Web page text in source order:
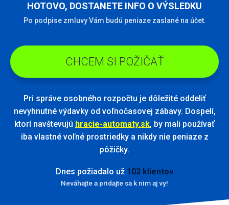
HOTOVO, DOSTANETE INFO O VÝSLEDKU
Po podpise zmluvy Vám budú peniaze zaslané na účet.
CHCEM SI POŽIČAŤ
Pri správe osobného rozpočtu je dôležité oddeliť
nevyhnutné výdavky od voľnočasovej zábavy. Dospelí,
ktorí navštevujú hracie-automaty.sk, by mali používať
iba vlastné voľné prostriedky a nikdy nie peniaze z
pôžičky.
Dnes požiadalo už 102 klientov
Neváhajte a pridajte sa k nim aj vy!